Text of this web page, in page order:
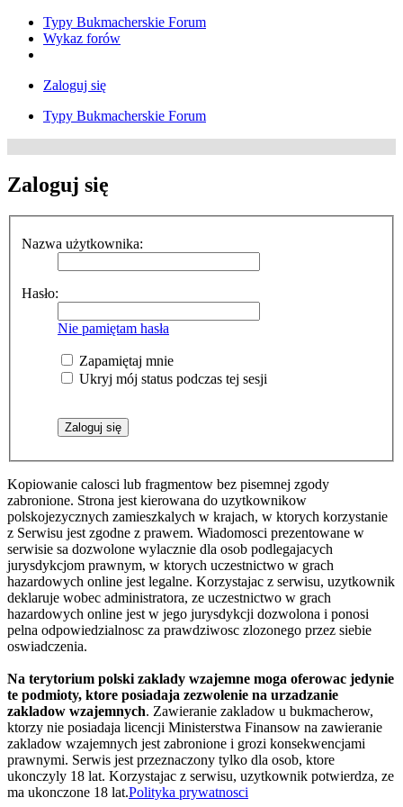
Typy Bukmacherskie Forum
Wykaz forów
Zaloguj się
Typy Bukmacherskie Forum
Zaloguj się
Nazwa użytkownika:
Hasło:
Nie pamiętam hasła
Zapamiętaj mnie
Ukryj mój status podczas tej sesji
Kopiowanie calosci lub fragmentow bez pisemnej zgody
zabronione. Strona jest kierowana do uzytkownikow
polskojezycznych zamieszkalych w krajach, w ktorych korzystanie
z Serwisu jest zgodne z prawem. Wiadomosci prezentowane w
serwisie sa dozwolone wylacznie dla osob podlegajacych
jurysdykcjom prawnym, w ktorych uczestnictwo w grach
hazardowych online jest legalne. Korzystajac z serwisu, uzytkownik
deklaruje wobec administratora, ze uczestnictwo w grach
hazardowych online jest w jego jurysdykcji dozwolona i ponosi
pelna odpowiedzialnosc za prawdziwosc zlozonego przez siebie
oswiadczenia.
Na terytorium polski zaklady wzajemne moga oferowac jedynie
te podmioty, ktore posiadaja zezwolenie na urzadzanie
zakladow wzajemnych. Zawieranie zakladow u bukmacherow,
ktorzy nie posiadaja licencji Ministerstwa Finansow na zawieranie
zakladow wzajemnych jest zabronione i grozi konsekwencjami
prawnymi. Serwis jest przeznaczony tylko dla osob, ktore
ukonczyly 18 lat. Korzystajac z serwisu, uzytkownik potwierdza, ze
ma ukonczone 18 lat.Polityka prywatnosci